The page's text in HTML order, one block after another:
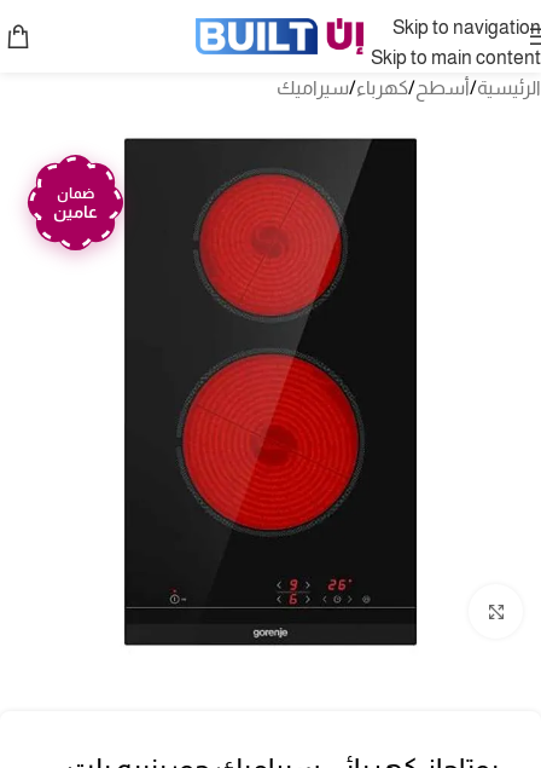
Skip to navigation
Skip to main content
الرئيسية/أسطح/كهرباء/سيراميك
ضمان
عامين
Click to enlarge